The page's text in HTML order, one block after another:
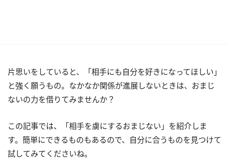
片思いをしていると、「相手にも自分を好きになってほしい」
と強く願うもの。なかなか関係が進展しないときは、おまじ
ないの力を借りてみませんか？
この記事では、「相手を虜にするおまじない」を紹介しま
す。簡単にできるものもあるので、自分に合うものを見つけて
試してみてくださいね。